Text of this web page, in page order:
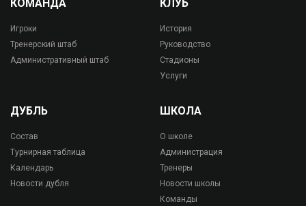
КОМАНДА
Игроки
Тренерский штаб
Административный штаб
КЛУБ
История
Руководство
Стадионы
Услуги
ДУБЛЬ
Состав
Турнирная таблица
Календарь
Новости дубля
ШКОЛА
О школе
Администрация
Тренеры
Новости школы
Команды